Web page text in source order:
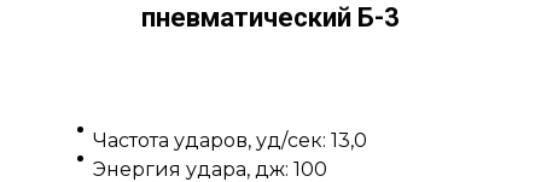
пневматический Б-3
Частота ударов, уд/сек: 13,0
Энергия удара, дж: 100